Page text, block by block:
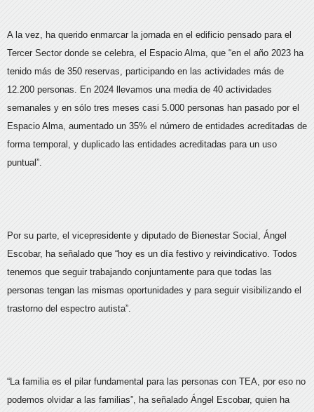
A la vez, ha querido enmarcar la jornada en el edificio pensado para el
Tercer Sector donde se celebra, el Espacio Alma, que “en el año 2023 ha
tenido más de 350 reservas, participando en las actividades más de
12.200 personas. En 2024 llevamos una media de 40 actividades
semanales y en sólo tres meses casi 5.000 personas han pasado por el
Espacio Alma, aumentado un 35% el número de entidades acreditadas de
forma temporal, y duplicado las entidades acreditadas para un uso
puntual”.
Por su parte, el vicepresidente y diputado de Bienestar Social, Ángel
Escobar, ha señalado que “hoy es un día festivo y reivindicativo. Todos
tenemos que seguir trabajando conjuntamente para que todas las
personas tengan las mismas oportunidades y para seguir visibilizando el
trastorno del espectro autista”.
“La familia es el pilar fundamental para las personas con TEA, por eso no
podemos olvidar a las familias”, ha señalado Ángel Escobar, quien ha